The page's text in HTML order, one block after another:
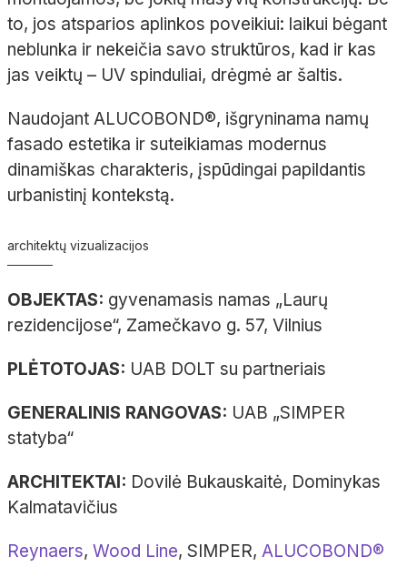
to, jos atsparios aplinkos poveikiui: laikui bėgant
neblunka ir nekeičia savo struktūros, kad ir kas
jas veiktų – UV spinduliai, drėgmė ar šaltis.
Naudojant ALUCOBOND®, išgryninama namų
fasado estetika ir suteikiamas modernus
dinamiškas charakteris, įspūdingai papildantis
urbanistinį kontekstą.
architektų vizualizacijos
OBJEKTAS: gyvenamasis namas „Laurų
rezidencijose“, Zamečkavo g. 57, Vilnius
PLĖTOTOJAS: UAB DOLT su partneriais
GENERALINIS RANGOVAS: UAB „SIMPER
statyba“
ARCHITEKTAI: Dovilė Bukauskaitė, Dominykas
Kalmatavičius
Reynaers, Wood Line, SIMPER, ALUCOBOND®